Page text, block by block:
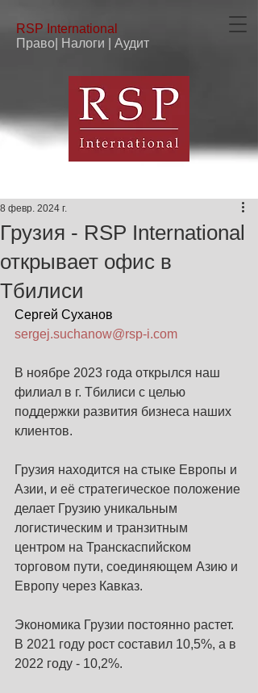
RSP International
Право| Налоги | Аудит
Грузия - RSP International
открывает офис в
Тбилиси
8 февр. 2024 г.
Сергей Суханов
sergej.suchanow@rsp-i.com
В ноябре 2023 года открылся наш
филиал в г. Тбилиси с целью
поддержки развития бизнеса наших
клиентов.
Грузия находится на стыке Европы и
Азии, и её стратегическое положение
делает Грузию уникальным
логистическим и транзитным
центром на Транскаспийском
торговом пути, соединяющем Азию и
Европу через Кавказ.
Экономика Грузии постоянно растет.
В 2021 году рост составил 10,5%, а в
2022 году - 10,2%.